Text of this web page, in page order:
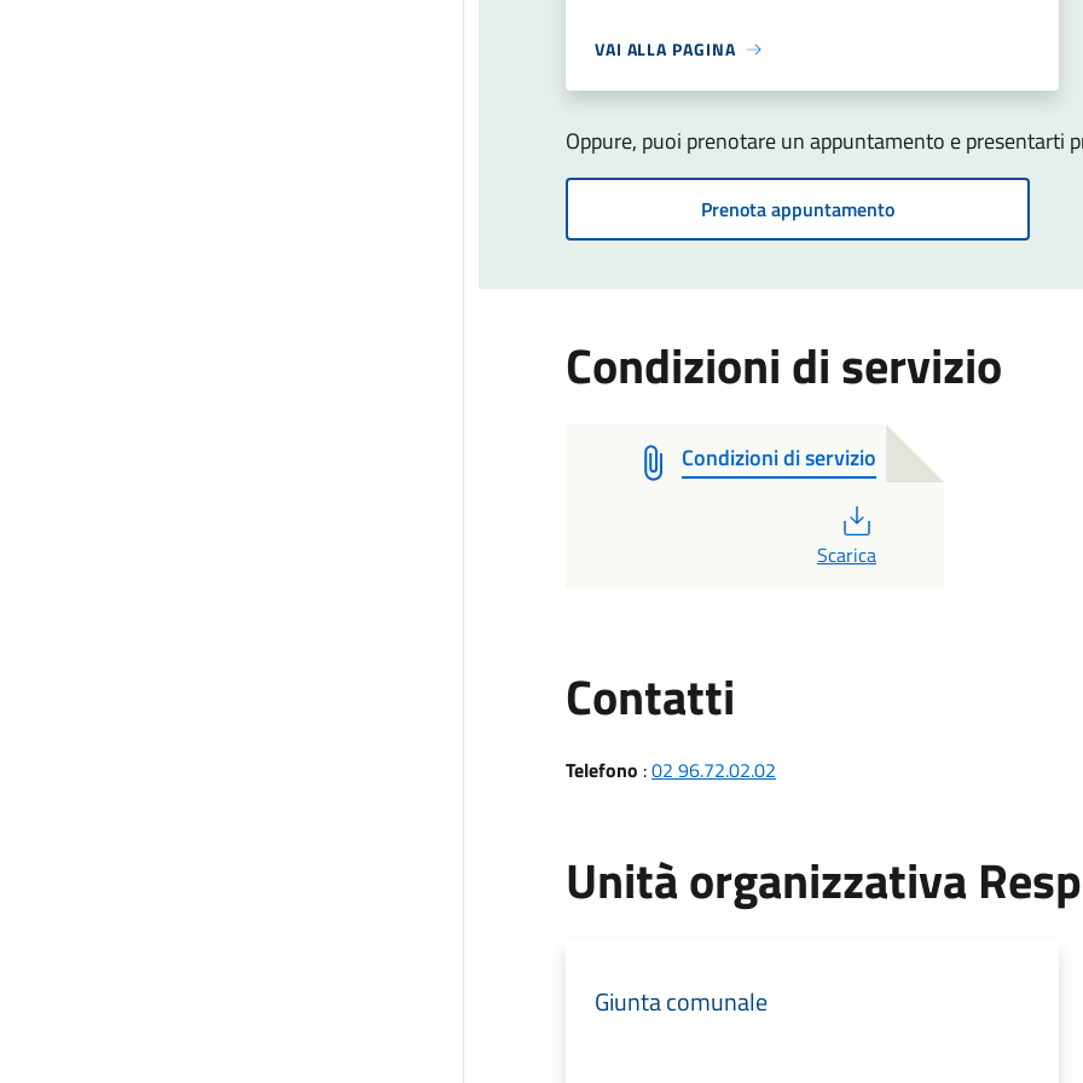
VAI ALLA PAGINA
Oppure, puoi prenotare un appuntamento e presentarti
Prenota appuntamento
Condizioni di servizio
Condizioni di servizio
Scarica
Contatti
Telefono :02 96.72.02.02
Unità organizzativa
Giunta comunale